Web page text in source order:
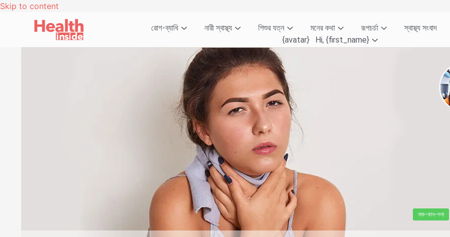
Skip to content
রোগ-ব্যাধি নারী স্বাস্থ্য শিশুর যত্ন মনের কথা রূপচর্চা স্বাস্থ্য সংবাদ
{avatar} Hi, {first_name}
নাক-কান-গলা